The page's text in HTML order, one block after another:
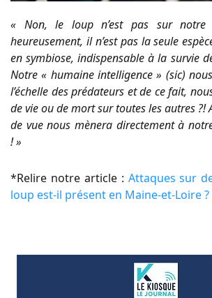
« Non, le loup n’est pas sur
heureusement, il n’est pas la seule
en symbiose, indispensable à la survie
Notre « humaine intelligence » (sic)
l’échelle des prédateurs et de ce fait,
de vie ou de mort sur toutes les autres ?!
de vue nous mènera directement à
! »
*Relire notre article : Attaques sur
loup est-il présent en Maine-et-Loire ?